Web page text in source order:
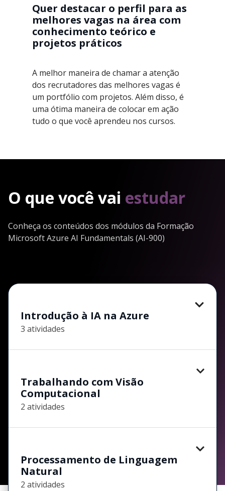
Quer destacar o perfil para as
melhores vagas na área com
conhecimento teórico e
projetos práticos
A melhor maneira de chamar a atenção
dos recrutadores das melhores vagas é
um portfólio com projetos. Além disso, é
uma ótima maneira de colocar em ação
tudo o que você aprendeu nos cursos.
O que você vai estudar
Conheça os conteúdos dos módulos da Formação
Microsoft Azure AI Fundamentals (AI-900)
Introdução à IA na Azure
3 atividades
Trabalhando com Visão
Computacional
2 atividades
Processamento de Linguagem
Natural
2 atividades